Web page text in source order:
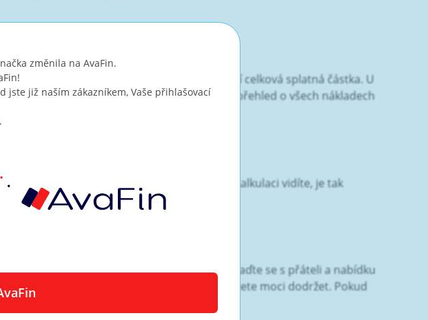
lze předpokládat, že se tím výrazně navýší celková splatná částka. U
jednotlivých splátek. Také je důležité mít přehled o všech nákladech
a jednáme fér. Částka, kterou v kalkulaci vidíte, je tak
musí být průhledné a srozumitelné. Poraďte se s přáteli a nabídku
jsou v souladu se zákonem a že je budete moci dodržet. Pokud
zápůjčky tak nebudete mít žádné potíže.
změnila na AvaFin.
jste již naším zákazníkem, Vaše přihlašovací